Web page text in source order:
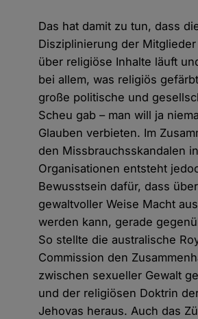
Das hat damit zu tun, dass
Disziplinierung der
über religiöse Inhalte läuft
bei allem, was religiös
große politische und
Scheu gab – man will ja
Glauben verbieten. Im
den Missbrauchsskandalen
Organisationen entsteht
Bewusstsein dafür, dass
gewaltvoller Weise Macht
werden kann, gerade
So stellte die australische
Commission den
zwischen sexueller Gewalt
und der religiösen Doktrin
Jehovas heraus. Auch das